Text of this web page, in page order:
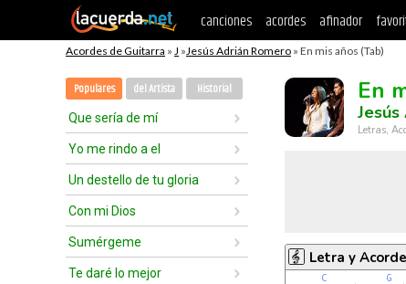
canciones acordes afinador
Acordes de Guitarra » J »Jesús Adrián Romero » En mis años (Tab)
Populares del Artista Historial
Que sería de mí
Yo me rindo a el
Un destello de tu gloria
Con mi Dios
Sumérgeme
Te daré lo mejor
En
Letras,
Letra y
C
G